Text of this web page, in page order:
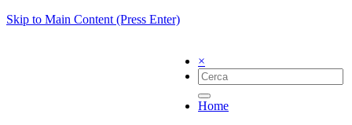
Skip to Main Content (Press Enter)
×
Home